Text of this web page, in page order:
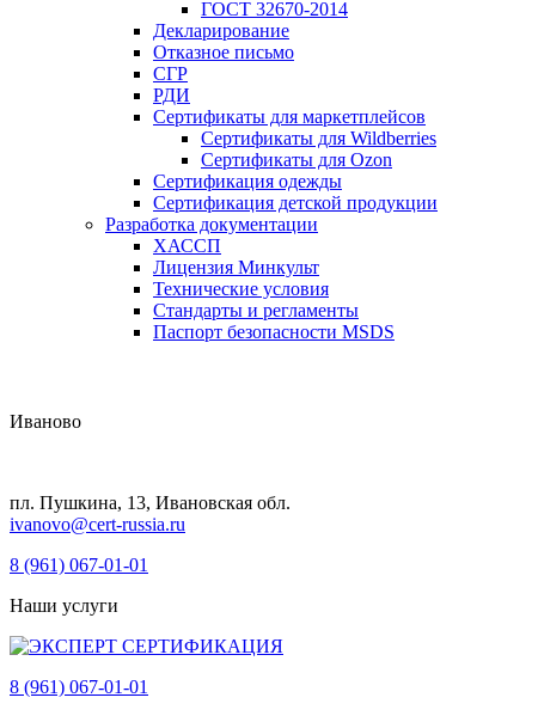
ГОСТ 32670-2014
Декларирование
Отказное письмо
СГР
РДИ
Сертификаты для маркетплейсов
Сертификаты для Wildberries
Сертификаты для Ozon
Сертификация одежды
Сертификация детской продукции
Разработка документации
ХАССП
Лицензия Минкульт
Технические условия
Стандарты и регламенты
Паспорт безопасности MSDS
Иваново
пл. Пушкина, 13, Ивановская обл.
ivanovo@cert-russia.ru
8 (961) 067-01-01
Наши услуги
8 (961) 067-01-01